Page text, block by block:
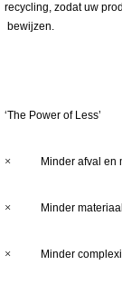
recycling, zodat uw
bewijzen.
‘The Power of Less’
× Minder afval en
× Minder materiaal
× Minder